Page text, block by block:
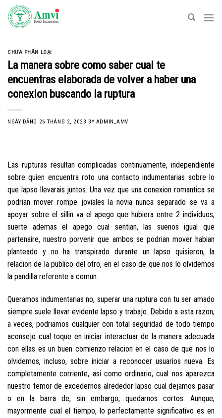
Skip
content
CHƯA PHÂN LOẠI
La manera sobre como saber cual te
encuentras elaborada de volver a haber una
conexion buscando la ruptura
NGÀY ĐĂNG 26 THÁNG 2, 2023 BY ADMIN_AMV
Las rupturas resultan complicadas continuamente, independiente
sobre quien encuentra roto una contacto indumentarias sobre lo
que lapso llevarais juntos. Una vez que una conexion romantica se
podri­an mover rompe joviales la novia nunca separado se va a
apoyar sobre el silli­n va el apego que hubiera entre 2 individuos,
suerte ademas el apego cual sentian, las suenos igual que
partenaire, nuestro porvenir que ambos se podri­an mover habian
planteado y no ha transpirado durante un lapso quisieron, la
relacion de la publico del otro, en el caso de que nos lo olvidemos
la pandilla referente a comun.
Queramos indumentarias no, superar una ruptura con tu ser amado
siempre suele llevar evidente lapso y trabajo. Debido a esta razon,
a veces, podri­amos cualquier con total seguridad de todo tiempo
aconsejo cual toque en iniciar interactuar de la manera adecuada
con ellas es un buen comienzo relacion en el caso de que nos lo
olvidemos, incluso, sobre iniciar a reconocer usuarios nueva. Es
completamente corriente, asi­ como ordinario, cual nos aparezca
nuestro temor de excedernos alrededor lapso cual dejamos pasar
o en la barra de, sin embargo, quedarnos cortos. Aunque,
mayormente cual el tiempo, lo perfectamente significativo es en